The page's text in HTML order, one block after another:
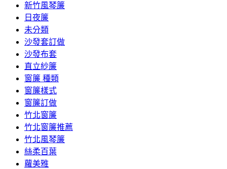
新竹風琴簾
日夜簾
未分類
沙發套訂做
沙發布套
直立紗簾
窗簾 種類
窗簾樣式
窗簾訂做
竹北窗簾
竹北窗簾推薦
竹北風琴簾
絲柔百葉
蘿美雅